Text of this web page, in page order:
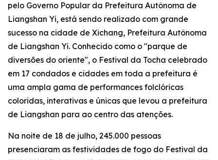
pelo Governo Popular da Prefeitura Autônoma de
Liangshan Yi, está sendo realizado com grande
sucesso na cidade de Xichang, Prefeitura Autônoma
de Liangshan Yi. Conhecido como o "parque de
diversões do oriente", o Festival da Tocha celebrado
em 17 condados e cidades em toda a prefeitura é
uma ampla gama de performances folclóricas
coloridas, interativas e únicas que levou a prefeitura
de Liangshan para ao centro das atenções.
Na noite de 18 de julho, 245.000 pessoas
presenciaram as festividades de fogo do Festival da